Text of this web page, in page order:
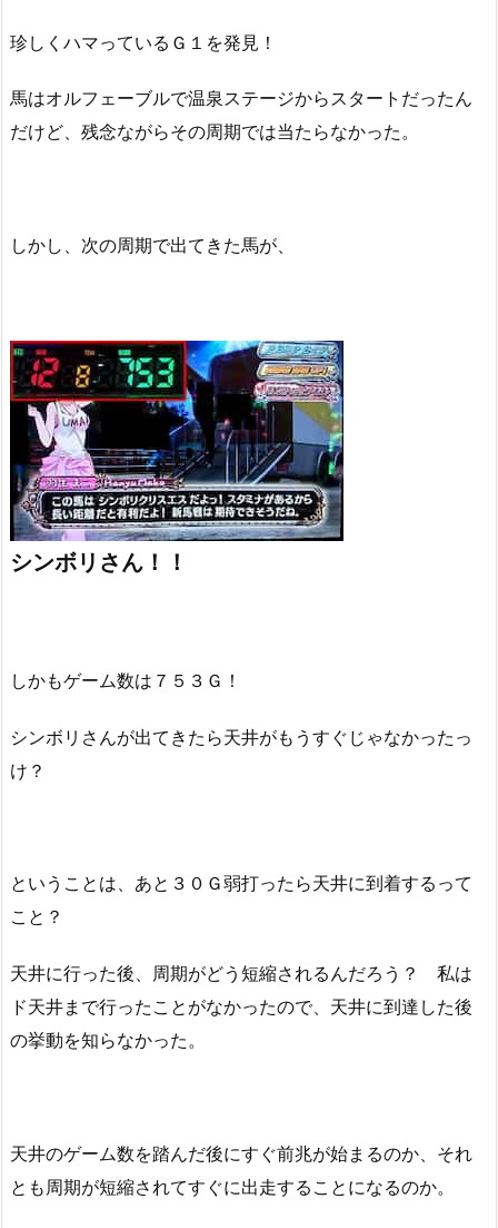
珍しくハマっているＧ１を発見！
馬はオルフェーブルで温泉ステージからスタートだったん
だけど、残念ながらその周期では当たらなかった。
しかし、次の周期で出てきた馬が、
シンボリさん！！
しかもゲーム数は７５３Ｇ！
シンボリさんが出てきたら天井がもうすぐじゃなかったっ
け？
ということは、あと３０Ｇ弱打ったら天井に到着するって
こと？
天井に行った後、周期がどう短縮されるんだろう？ 私は
ド天井まで行ったことがなかったので、天井に到達した後
の挙動を知らなかった。
天井のゲーム数を踏んだ後にすぐ前兆が始まるのか、それ
とも周期が短縮されてすぐに出走することになるのか。